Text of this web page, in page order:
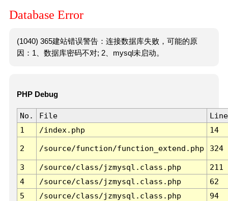
Database Error
(1040) 365建站错误警告：连接数据库失败，可能的原
因：1、数据库密码不对; 2、mysql未启动。
PHP Debug
No. File
Line
1
/index.php 14
2 /source/function/function_extend.php 324
3 /source/class/jzmysql.class.php
211
4
/source/class/jzmysql.class.php
62
5
/source/class/jzmysql.class.php
94